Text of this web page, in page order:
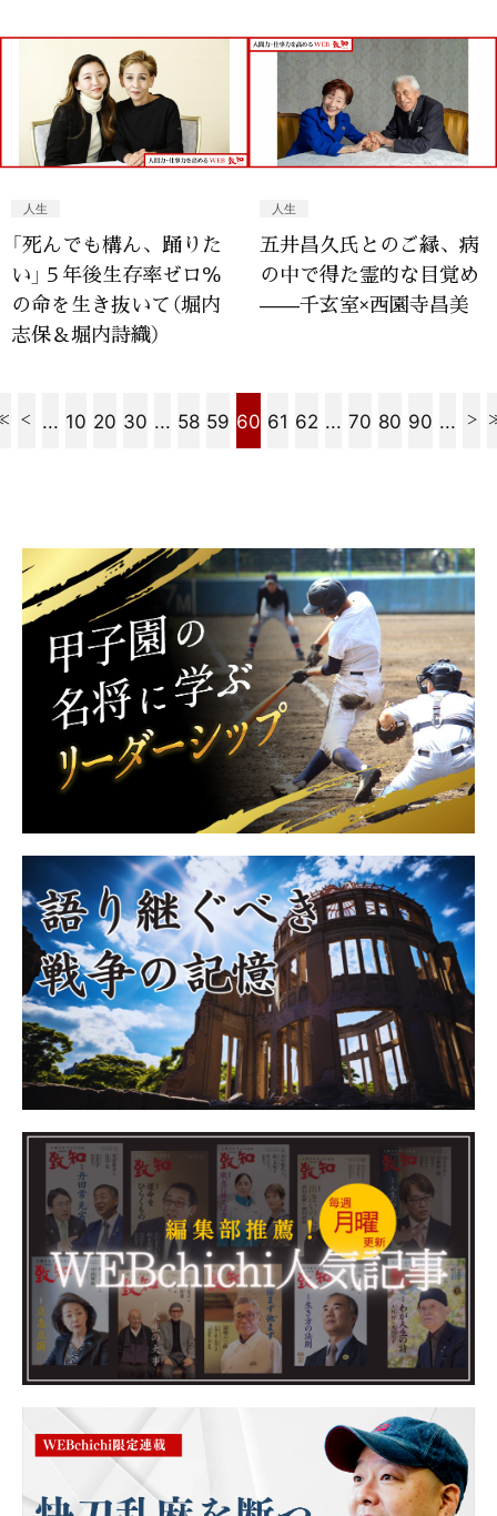
人生
「死んでも構ん、踊りた
い」５年後生存率ゼロ％
の命を生き抜いて（堀内
志保＆堀内詩織）
人生
五井昌久氏とのご縁、病
の中で得た霊的な目覚め
——千玄室×西園寺昌美
... 10 20 30 ... 58 59 60 61 62 ... 70 80 90 ...